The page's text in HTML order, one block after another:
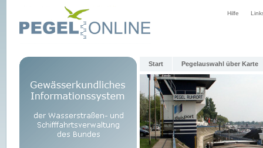
Hilfe
Start Pegelauswahl über Karte